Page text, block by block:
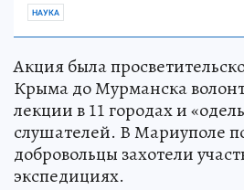
НАУКА
Акция была
Крыма до Мурманска
лекции в 11 городах и
слушателей. В Мариуполе
добровольцы захотели
экспедициях.